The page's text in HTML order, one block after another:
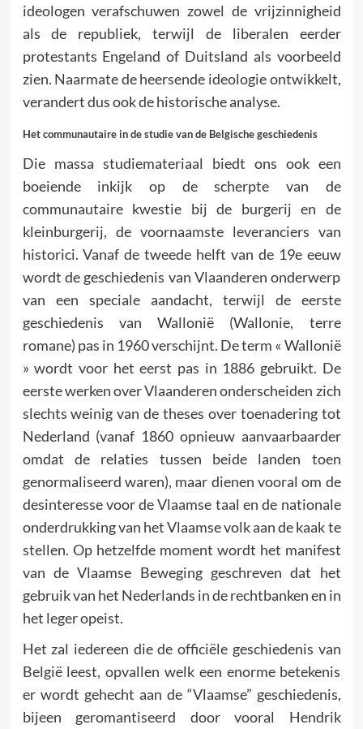
ideologen verafschuwen zowel de vrijzinnigheid
als de republiek, terwijl de liberalen eerder
protestants Engeland of Duitsland als voorbeeld
zien. Naarmate de heersende ideologie ontwikkelt,
verandert dus ook de historische analyse.
Het communautaire in de studie van de Belgische geschiedenis
Die massa studiemateriaal biedt ons ook een
boeiende inkijk op de scherpte van de
communautaire kwestie bij de burgerij en de
kleinburgerij, de voornaamste leveranciers van
historici. Vanaf de tweede helft van de 19e eeuw
wordt de geschiedenis van Vlaanderen onderwerp
van een speciale aandacht, terwijl de eerste
geschiedenis van Wallonië (Wallonie, terre
romane) pas in 1960 verschijnt. De term « Wallonië
» wordt voor het eerst pas in 1886 gebruikt. De
eerste werken over Vlaanderen onderscheiden zich
slechts weinig van de theses over toenadering tot
Nederland (vanaf 1860 opnieuw aanvaarbaarder
omdat de relaties tussen beide landen toen
genormaliseerd waren), maar dienen vooral om de
desinteresse voor de Vlaamse taal en de nationale
onderdrukking van het Vlaamse volk aan de kaak te
stellen. Op hetzelfde moment wordt het manifest
van de Vlaamse Beweging geschreven dat het
gebruik van het Nederlands in de rechtbanken en in
het leger opeist.
Het zal iedereen die de officiële geschiedenis van
België leest, opvallen welk een enorme betekenis
er wordt gehecht aan de “Vlaamse” geschiedenis,
bijeen geromantiseerd door vooral Hendrik